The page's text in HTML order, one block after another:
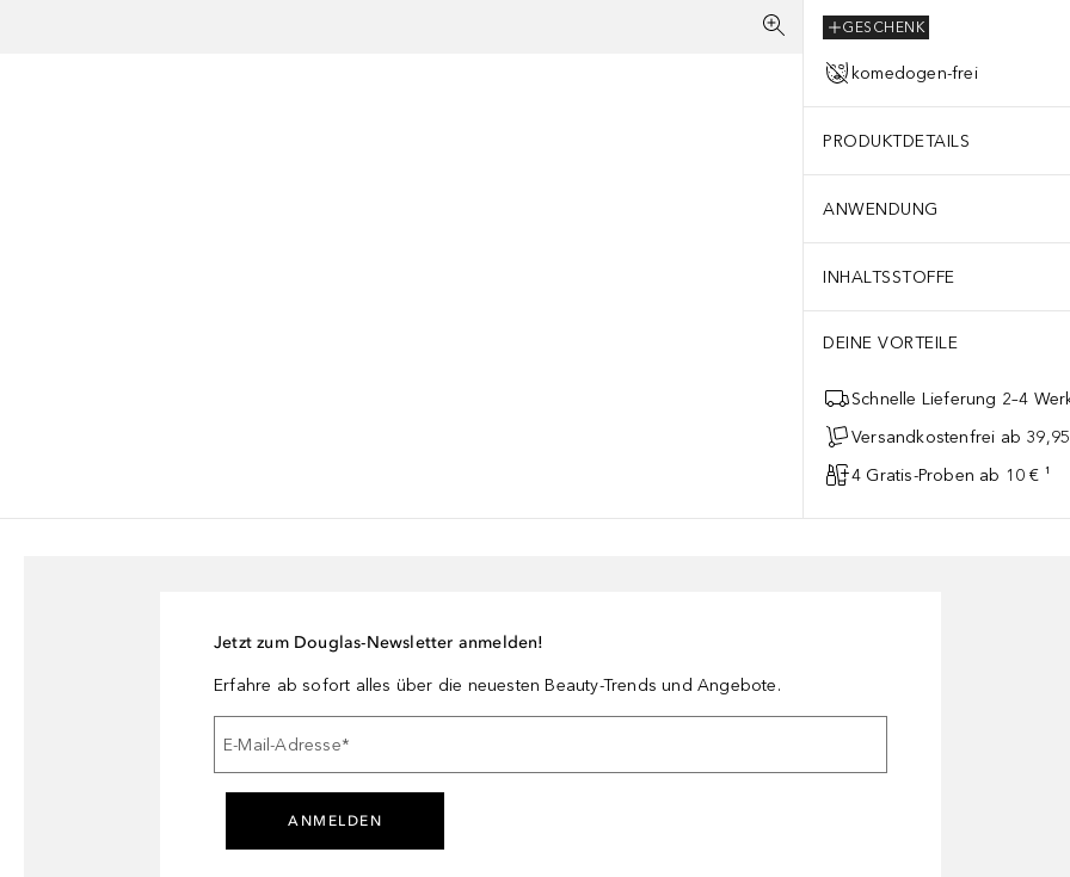
GESCHENK
komedogen-frei
PRODUKTDETAILS
ANWENDUNG
INHALTSSTOFFE
DEINE VORTEILE
Schnelle Lieferung 2–4
Versandkostenfrei ab
4 Gratis-Proben ab 10 € ¹
Jetzt zum Douglas-Newsletter anmelden!
Erfahre ab sofort alles über die neuesten Beauty-Trends und Angebote.
E-Mail-Adresse*
ANMELDEN